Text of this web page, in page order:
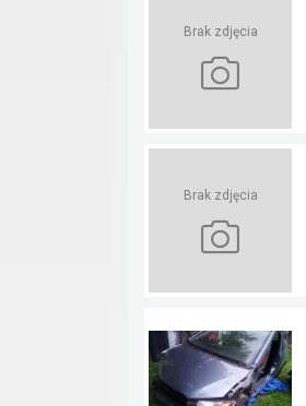
Brak zdjęcia
Brak zdjęcia